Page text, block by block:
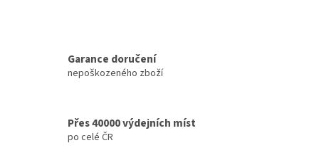
Garance doručení
nepoškozeného zboží
Přes 40000 výdejních míst
po celé ČR